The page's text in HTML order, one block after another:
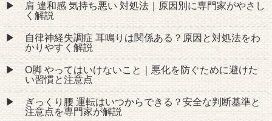
肩 違和感 気持ち悪い 対処法｜原因別に専門家がやさし
く解説
自律神経失調症 耳鳴りは関係ある？原因と対処法をわ
かりやすく解説
O脚 やってはいけないこと｜悪化を防ぐために避けた
い習慣と注意点
ぎっくり腰 運転はいつからできる？安全な判断基準と
注意点を専門家が解説